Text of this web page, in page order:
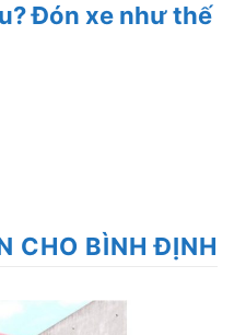
Đón xe như thế
CHO BÌNH ĐỊNH